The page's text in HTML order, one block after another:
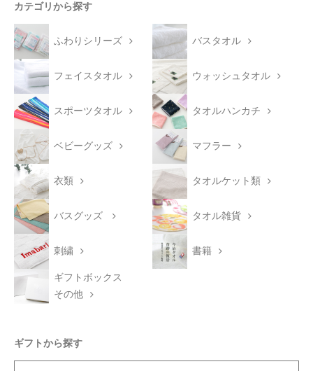
カテゴリから探す
ふわりシリーズ バスタオル
フェイスタオル ウォッシュタオル
スポーツタオル タオルハンカチ
ベビーグッズ マフラー
衣類 タオルケット類
バスグッズ タオル雑貨
刺繍 書籍
ギフトボックス
その他
ギフトから探す